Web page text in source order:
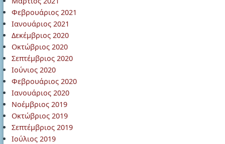
Φεβρουάριος 2021
Ιανουάριος 2021
Δεκέμβριος 2020
Οκτώβριος 2020
Σεπτέμβριος 2020
Ιούνιος 2020
Φεβρουάριος 2020
Ιανουάριος 2020
Νοέμβριος 2019
Οκτώβριος 2019
Σεπτέμβριος 2019
Ιούλιος 2019